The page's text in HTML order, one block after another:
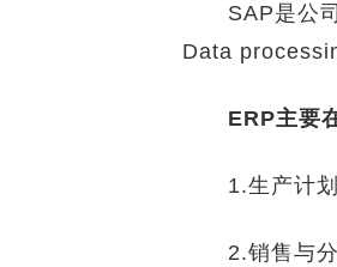
SAP是公司
Data
ERP主要
1.生产计划
2.销售与分